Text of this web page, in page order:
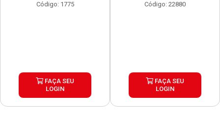
Código: 1775
FAÇA SEU
LOGIN
Código: 22880
FAÇA SEU
LOGIN